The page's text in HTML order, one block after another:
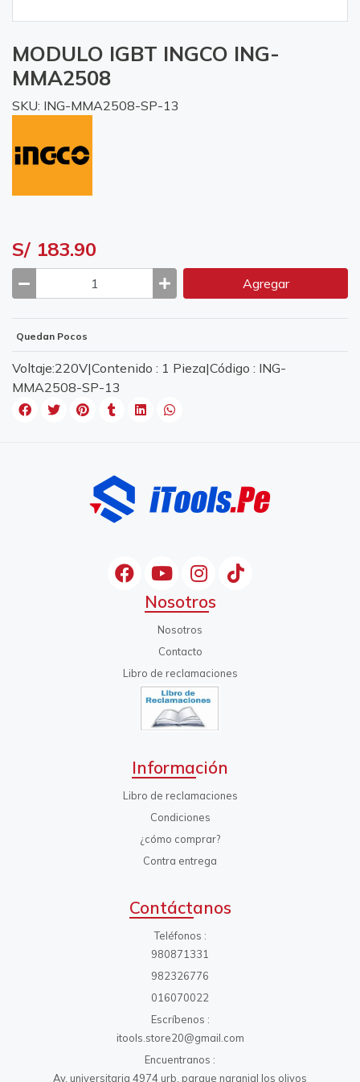
MODULO IGBT INGCO ING-
MMA2508
SKU: ING-MMA2508-SP-13
S/ 183.90
Agregar
Quedan Pocos
Voltaje:220V|Contenido : 1 Pieza|Código : ING-
MMA2508-SP-13
Nosotros
Nosotros
Contacto
Libro de reclamaciones
Información
Libro de reclamaciones
Condiciones
¿cómo comprar?
Contra entrega
Contáctanos
Teléfonos
980871331
982326776
016070022
Escríbenos
itools.store20@gmail.com
Encuentranos
Av. universitaria 4974 urb. parque naranjal los olivos